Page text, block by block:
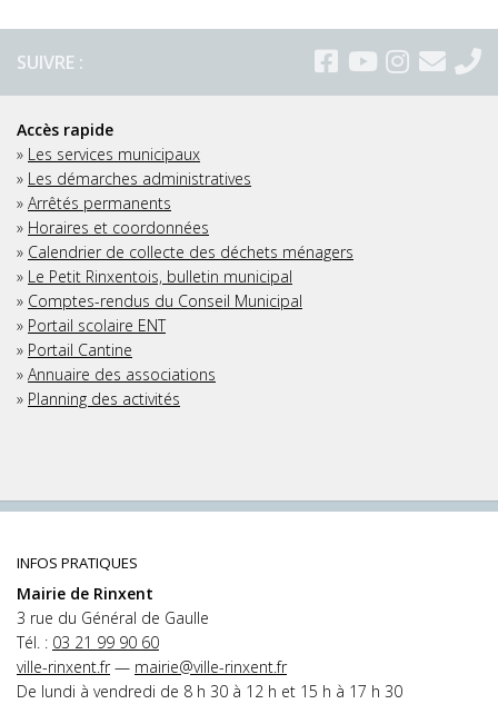
SUIVRE :
Accès rapide
» Les services municipaux
» Les démarches administratives
» Arrêtés permanents
» Horaires et coordonnées
» Calendrier de collecte des déchets ménagers
» Le Petit Rinxentois, bulletin municipal
» Comptes-rendus du Conseil Municipal
» Portail scolaire ENT
» Portail Cantine
» Annuaire des associations
» Planning des activités
INFOS PRATIQUES
Mairie de Rinxent
3 rue du Général de Gaulle
Tél. : 03 21 99 90 60
ville-rinxent.fr— mairie@ville-rinxent.fr
De lundi à vendredi de 8 h 30 à 12 h et 15 h à 17 h 30